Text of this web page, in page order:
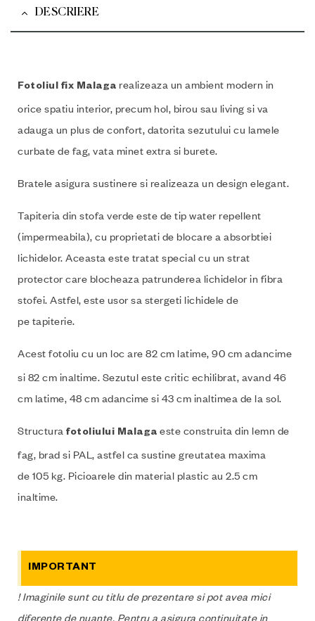
DESCRIERE
Fotoliul fix Malaga realizeaza un ambient modern in
orice spatiu interior, precum hol, birou sau living si va
adauga un plus de confort, datorita sezutului cu lamele
curbate de fag, vata minet extra si burete.
Bratele asigura sustinere si realizeaza un design elegant.
Tapiteria din stofa verde este de tip water repellent
(impermeabila), cu proprietati de blocare a absorbtiei
lichidelor. Aceasta este tratat special cu un strat
protector care blocheaza patrunderea lichidelor in fibra
stofei. Astfel, este usor sa stergeti lichidele de
pe tapiterie.
Acest fotoliu cu un loc are 82 cm latime, 90 cm adancime
si 82 cm inaltime. Sezutul este critic echilibrat, avand 46
cm latime, 48 cm adancime si 43 cm inaltimea de la sol.
Structura fotoliului Malaga este construita din lemn de
fag, brad si PAL, astfel ca sustine greutatea maxima
de 105 kg. Picioarele din material plastic au 2.5 cm
inaltime.
IMPORTANT
! Imaginile sunt cu titlu de prezentare si pot avea mici
diferente de nuante. Pentru a asigura continuitate in